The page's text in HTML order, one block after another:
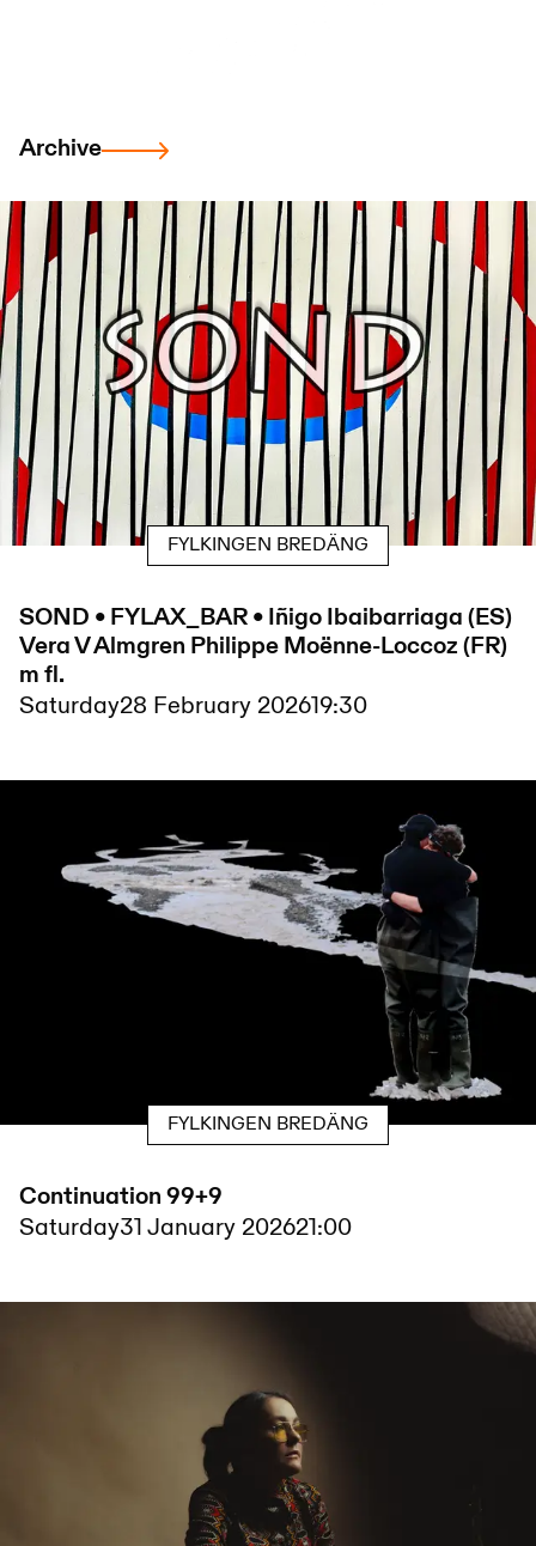
Archive
FYLKINGEN BREDÄNG
SOND • FYLAX_BAR • Iñigo Ibaibarriaga (ES)
Vera V Almgren Philippe Moënne-Loccoz (FR)
m fl.
Saturday28 February 202619:30
FYLKINGEN BREDÄNG
Continuation 99+9
Saturday31 January 202621:00